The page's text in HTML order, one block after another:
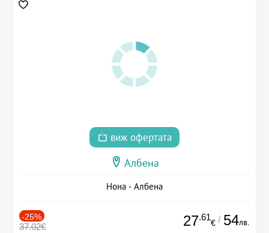
виж офертата
Албена
Нона - Албена
-25%
37.02€ 27.61
€ / 54лв.